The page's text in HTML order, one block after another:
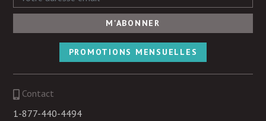
PROMOTIONS MENSUELLES
Contact
1-877-440-4494